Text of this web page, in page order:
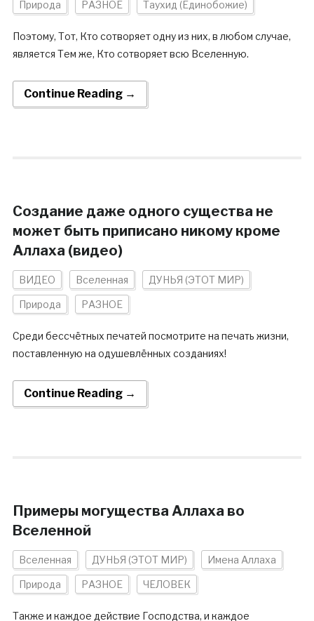
Природа РАЗНОЕ Таухид (Единобожие)
Поэтому, Тот, Кто сотворяет одну из них, в любом случае,
является Тем же, Кто сотворяет всю Вселенную.
Continue Reading →
Создание даже одного существа не
может быть приписано никому кроме
Аллаха (видео)
ВИДЕО Вселенная ДУНЬЯ (ЭТОТ МИР)
Природа РАЗНОЕ
Среди бессчётных печатей посмотрите на печать жизни,
поставленную на одушевлённых созданиях!
Continue Reading →
Примеры могущества Аллаха во
Вселенной
Вселенная ДУНЬЯ (ЭТОТ МИР) Имена Аллаха
Природа РАЗНОЕ ЧЕЛОВЕК
Также и каждое действие Господства, и каждое